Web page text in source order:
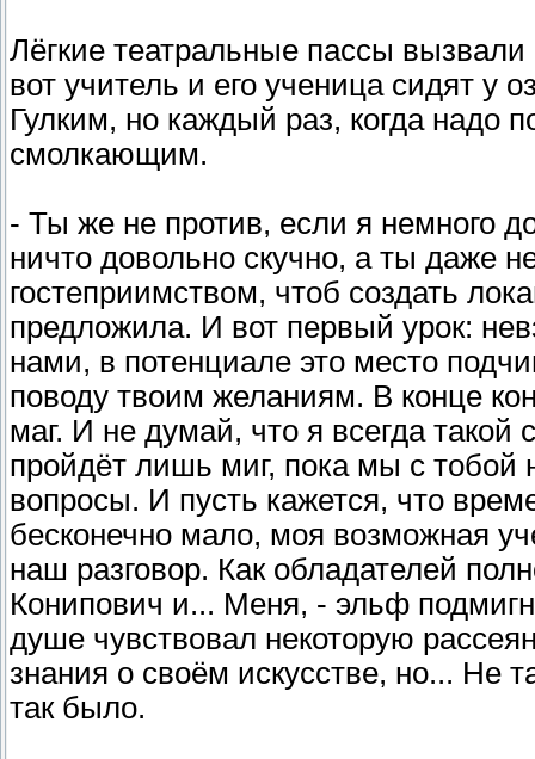
Лёгкие театральные пассы
вот учитель и его ученица сидят у
Гулким, но каждый раз, когда надо
смолкающим.
- Ты же не против, если я немного
ничто довольно скучно, а ты даже
гостеприимством, чтоб создать
предложила. И вот первый урок:
нами, в потенциале это место
поводу твоим желаниям. В конце
маг. И не думай, что я всегда
пройдёт лишь миг, пока мы с тобой
вопросы. И пусть кажется, что
бесконечно мало, моя возможная
наш разговор. Как обладателей
Конипович и... Меня, - эльф
душе чувствовал некоторую
знания о своём искусстве, но... Не
так было.